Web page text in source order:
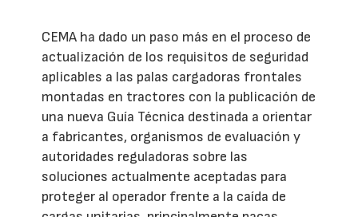
CEMA ha dado un paso más en el proceso de
actualización de los requisitos de seguridad
aplicables a las palas cargadoras frontales
montadas en tractores con la publicación de
una nueva Guía Técnica destinada a orientar
a fabricantes, organismos de evaluación y
autoridades reguladoras sobre las
soluciones actualmente aceptadas para
proteger al operador frente a la caída de